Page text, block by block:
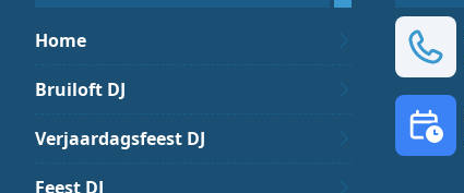
Home
Bruiloft DJ
Verjaardagsfeest DJ
Feest DJ